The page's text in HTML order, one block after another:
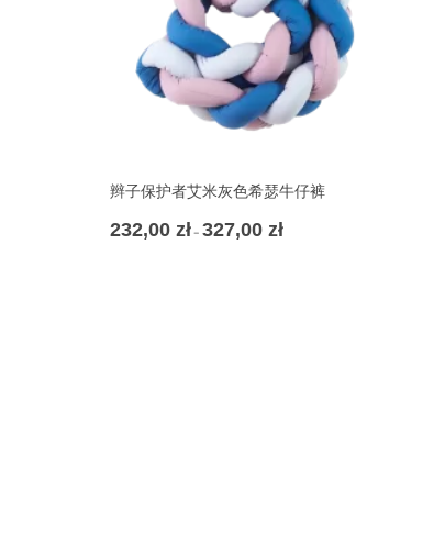
辫子保护者艾米灰色希瑟牛仔裤
232,00 zł– 327,00 zł价